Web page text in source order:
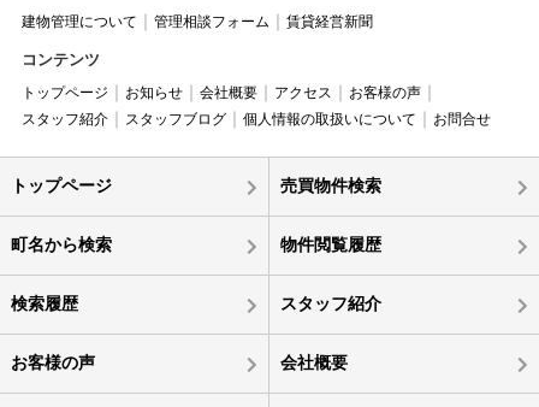
建物管理について 管理相談フォーム 賃貸経営新聞
コンテンツ
トップページ お知らせ 会社概要 アクセス
お客様の声
スタッフ紹介
スタッフブログ 個人情報の取扱いについて お問合せ
トップページ 売買物件検索
町名から検索 物件閲覧履歴
検索履歴 スタッフ紹介
お客様の声 会社概要